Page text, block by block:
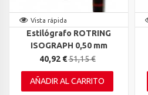
Vista rápida
Estilógrafo ROTRING
ISOGRAPH 0,50 mm
40,92 €51,15 €
AÑADIR AL CARRITO